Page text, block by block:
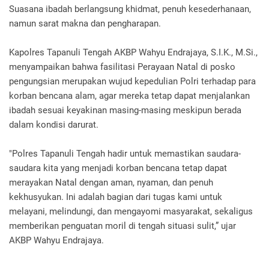
Suasana ibadah berlangsung khidmat, penuh kesederhanaan,
namun sarat makna dan pengharapan.
Kapolres Tapanuli Tengah AKBP Wahyu Endrajaya, S.I.K., M.Si.,
menyampaikan bahwa fasilitasi Perayaan Natal di posko
pengungsian merupakan wujud kepedulian Polri terhadap para
korban bencana alam, agar mereka tetap dapat menjalankan
ibadah sesuai keyakinan masing-masing meskipun berada
dalam kondisi darurat.
"Polres Tapanuli Tengah hadir untuk memastikan saudara-
saudara kita yang menjadi korban bencana tetap dapat
merayakan Natal dengan aman, nyaman, dan penuh
kekhusyukan. Ini adalah bagian dari tugas kami untuk
melayani, melindungi, dan mengayomi masyarakat, sekaligus
memberikan penguatan moril di tengah situasi sulit,” ujar
AKBP Wahyu Endrajaya.